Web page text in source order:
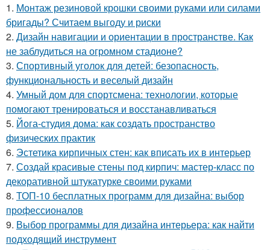
1. Монтаж резиновой крошки своими руками или силами
бригады? Считаем выгоду и риски
2. Дизайн навигации и ориентации в пространстве. Как
не заблудиться на огромном стадионе?
3. Спортивный уголок для детей: безопасность,
функциональность и веселый дизайн
4. Умный дом для спортсмена: технологии, которые
помогают тренироваться и восстанавливаться
5. Йога-студия дома: как создать пространство
физических практик
6. Эстетика кирпичных стен: как вписать их в интерьер
7. Создай красивые стены под кирпич: мастер-класс по
декоративной штукатурке своими руками
8. ТОП-10 бесплатных программ для дизайна: выбор
профессионалов
9. Выбор программы для дизайна интерьера: как найти
подходящий инструмент